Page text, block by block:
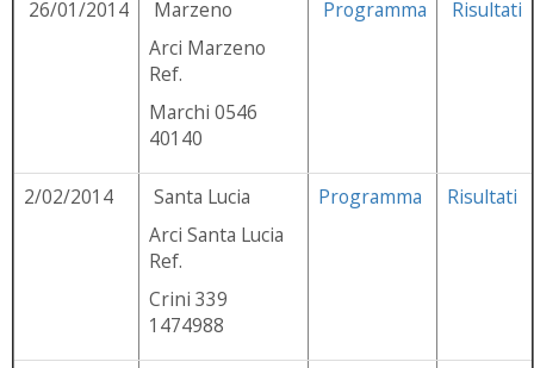
26/01/2014
Marzeno
Arci Marzeno
Ref.
Marchi 0546
40140
Programma Risultati
2/02/2014
Santa Lucia
Arci Santa Lucia
Ref.
Crini 339
1474988
Programma Risultati